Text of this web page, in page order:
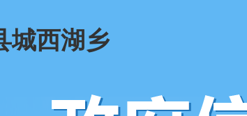
城西湖乡